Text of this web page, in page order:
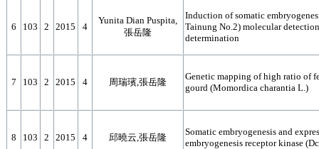
6 103 2 2015 4
Yunita Dian Puspita,
張岳隆
Induction of somatic
Tainung No.2) molecular
determination
7 103 2 2015 4 周瑞璸,張岳隆
Genetic mapping of high ratio of
gourd (Momordica charantia L.)
8 103 2 2015 4 邱曉云,張岳隆
Somatic embryogenesis and
embryogenesis receptor kinase